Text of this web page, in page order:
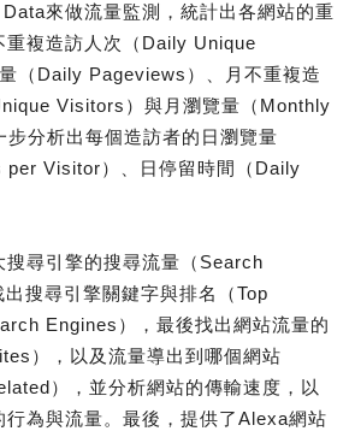
來做流量監測，統計出各網站的重
重複造訪人次（Daily Unique
（Daily Pageviews）、月不重複造
Visitors）與月瀏覽量（Monthly
分析出每個造訪者的日瀏覽量
per Visitor）、日停留時間（Daily
搜尋引擎的搜尋流量（Search
搜尋引擎關鍵字與排名（Top
Engines），最後找出網站流量的
），以及流量導出到哪個網站
），並分析網站的傳輸速度，以
行為與流量。最後，提供了Alexa網站